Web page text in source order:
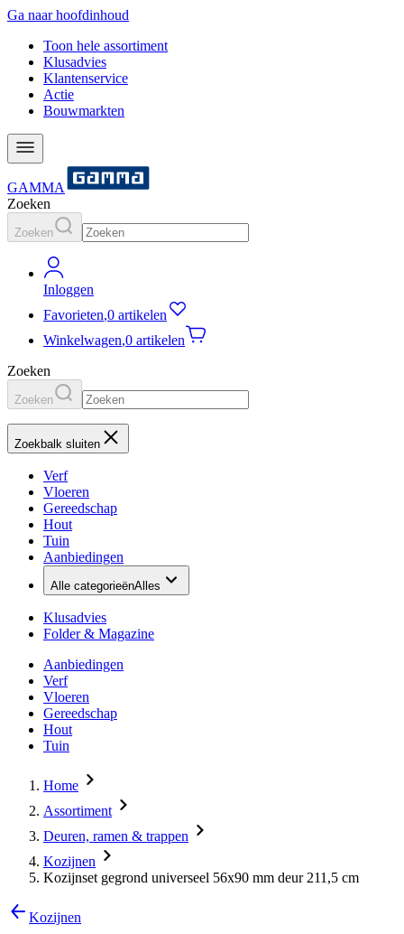
Ga naar hoofdinhoud
Toon hele assortiment
Klusadvies
Klantenservice
Actie
Bouwmarkten
GAMMA
Zoeken
Zoeken
Inloggen
Favorieten,0 artikelen
Winkelwagen,0 artikelen
Zoeken
Zoeken
Zoekbalk sluiten
Verf
Vloeren
Gereedschap
Hout
Tuin
Aanbiedingen
Alle categorieënAlles
Klusadvies
Folder & Magazine
Aanbiedingen
Verf
Vloeren
Gereedschap
Hout
Tuin
Home
Assortiment
Deuren, ramen & trappen
Kozijnen
Kozijnset gegrond universeel 56x90 mm deur 211,5 cm
Kozijnen